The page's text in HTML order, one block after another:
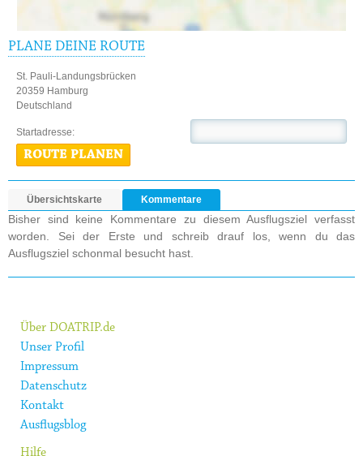
PLANE DEINE ROUTE
St. Pauli-Landungsbrücken
20359 Hamburg
Deutschland
Startadresse:
ROUTE PLANEN
Übersichtskarte Kommentare
Bisher sind keine Kommentare zu diesem Ausflugsziel verfasst
worden. Sei der Erste und schreib drauf los, wenn du das
Ausflugsziel schonmal besucht hast.
Über DOATRIP.de
Unser Profil
Impressum
Datenschutz
Kontakt
Ausflugsblog
Hilfe